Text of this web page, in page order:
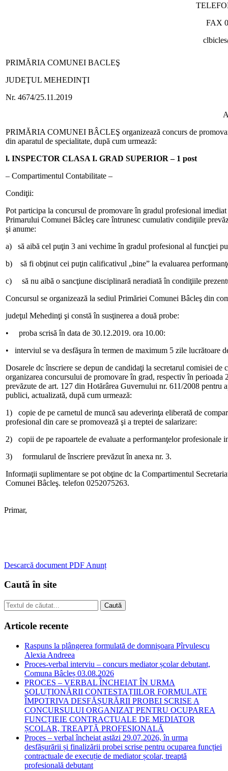
FAX
PRIMĂRIA COMUNEI BACLEŞ
JUDEŢUL MEHEDINŢI
Nr. 4674/25.11.2019
PRIMĂRIA COMUNEI BÂCLEŞ organizează concurs de
din aparatul de specialitate, după cum urmează:
l. INSPECTOR CLASA I. GRAD SUPERIOR – 1 post
– Compartimentul Contabilitate –
Condiţii:
Pot participa la concursul de promovare în gradul profesional
Primarului Comunei Bâcleş care întrunesc cumulativ condiţiile
şi anume:
a) să aibă cel puţin 3 ani vechime în gradul profesional al funcţiei
b) să fi obţinut cei puţin calificativul „bine” la evaluarea
c) să nu aibă o sancţiune disciplinară neradiată în condiţiile
Concursul se organizează la sediul Primăriei Comunei Bâcleş din
judeţul Mehedinţi şi constă în susţinerea a două probe:
• proba scrisă în data de 30.12.2019. ora 10.00:
• interviul se va desfăşura în termen de maximum 5 zile lucrătoare
Dosarele dc înscriere se depun de candidaţi la secretarul comisiei
organizarea concursului de promovare în grad, respectiv în
prevăzute de art. 127 din Hotărârea Guvernului nr. 611/2008
publici, actualizată, după cum urmează:
1) copie de pe carnetul de muncă sau adeverinţa eliberată de
profesional din care se promovează şi a treptei de salarizare:
2) copii de pe rapoartele de evaluate a performanţelor profesionale
3) formularul de înscriere prevăzut în anexa nr. 3.
Informaţii suplimentare se pot obţine dc la Compartimentul
Comunei Bâcleş. telefon 0252075263.
Primar,
Descarcă document PDF Anunț
Caută în site
Articole recente
Raspuns la plângerea formulată de domnișoara Pîrvulescu
Alexia Andreea
Proces-verbal interviu – concurs mediator școlar debutant,
Comuna Bâcleș 03.08.2026
PROCES – VERBAL ÎNCHEIAT ÎN URMA
SOLUȚIONĂRII CONTESTAȚIILOR FORMULATE
ÎMPOTRIVA DESFĂȘURĂRII PROBEI SCRISE A
CONCURSULUI ORGANIZAT PENTRU OCUPAREA
FUNCȚIEIE CONTRACTUALE DE MEDIATOR
ȘCOLAR, TREAPTĂ PROFESIONALĂ
Proces – verbal încheiat astăzi 29.07.2026, în urma
desfășurării și finalizării probei scrise pentru ocuparea funcției
contractuale de execuție de mediator școlar, treaptă
profesională debutant